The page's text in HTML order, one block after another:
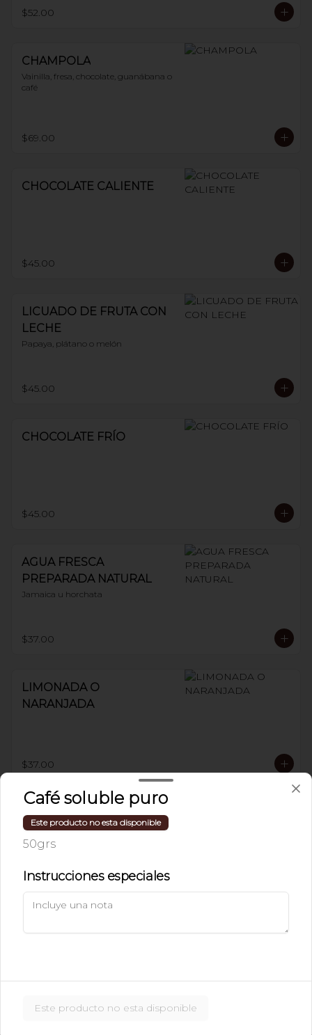
$52.00
CHAMPOLA
Vainilla, fresa, chocolate, guanábana o
café
$69.00
CHOCOLATE CALIENTE
$45.00
LICUADO DE FRUTA CON
LECHE
Papaya, plátano o melón
$45.00
CHOCOLATE FRÍO
$45.00
AGUA FRESCA
PREPARADA NATURAL
Jamaica u horchata
$37.00
LIMONADA O
NARANJADA
$37.00
LIMONADA O
NARANJADA MINERAL
$46.00
JUGO DE FRUTA NATURAL
$46.00
Café soluble puro
Este producto no esta disponible
50grs
Instrucciones especiales
Este producto no esta disponible